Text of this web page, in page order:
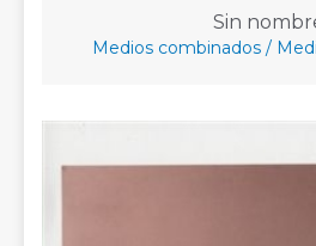
Sin
Medios combinados /